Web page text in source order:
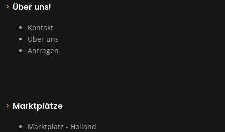
Über uns!
Kontakt
Über uns
Anfragen
Marktplätze
Marktplatz - Holland